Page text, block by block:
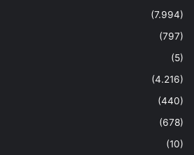
(7.994)
(797)
(5)
(4.216)
(440)
(678)
(10)